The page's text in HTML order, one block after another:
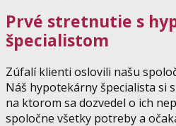
Prvé stretnutie s
špecialistom
Zúfalí klienti oslovili našu
Náš hypotekárny špecialista si
na ktorom sa dozvedel o ich
spoločne všetky potreby a